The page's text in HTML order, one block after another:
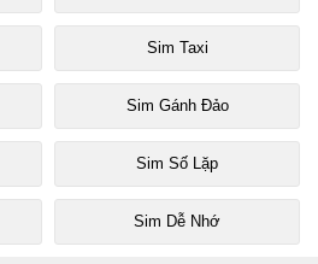
Sim Taxi
Sim Gánh Đảo
Sim Số Lặp
Sim Dễ Nhớ